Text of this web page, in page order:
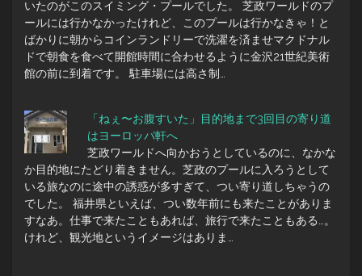
いたのがこのスイミング・プールでした。 芝政ワールドのプ
ールには行かなかったけれど、このプールは行かなきゃ！と
ばかりに朝からコインランドリーで洗濯を済ませマクドナル
ドで朝食を食べて開館時間に合わせるように金沢21世紀美術
館の前に到着です。 駐車場には高さ制…
「ねぇ〜お腹すいた」目的地まで3回目の寄り道
はヨーロッパ軒へ
芝政ワールドへ向かおうとしているのに、なかな
か目的地にたどり着きません。芝政のプールに入ろうとして
いる旅なのに途中の誘惑が多すぎて、つい寄り道しちゃうの
でした。 福井県といえば、つい数年前にも来たことがありま
すなあ。仕事で来たこともあれば、旅行で来たこともある…。
けれど、観光地というイメージはありま…